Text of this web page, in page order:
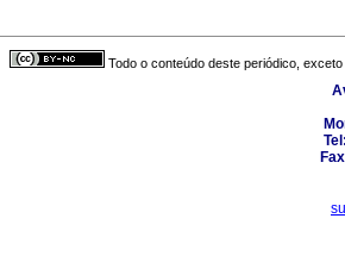
Todo o conteúdo deste periódico,